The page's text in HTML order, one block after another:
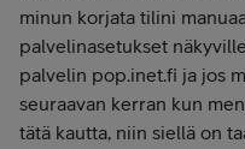
minun korjata tilini
palvelinasetukset
palvelin pop.inet.fi ja jos
seuraavan kerran kun
tätä kautta, niin siellä on